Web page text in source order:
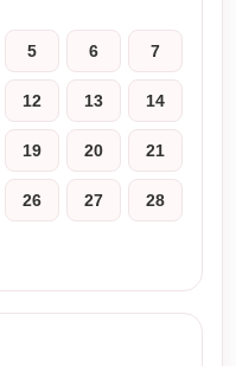
5 6 7
12 13 14
19 20 21
26 27 28